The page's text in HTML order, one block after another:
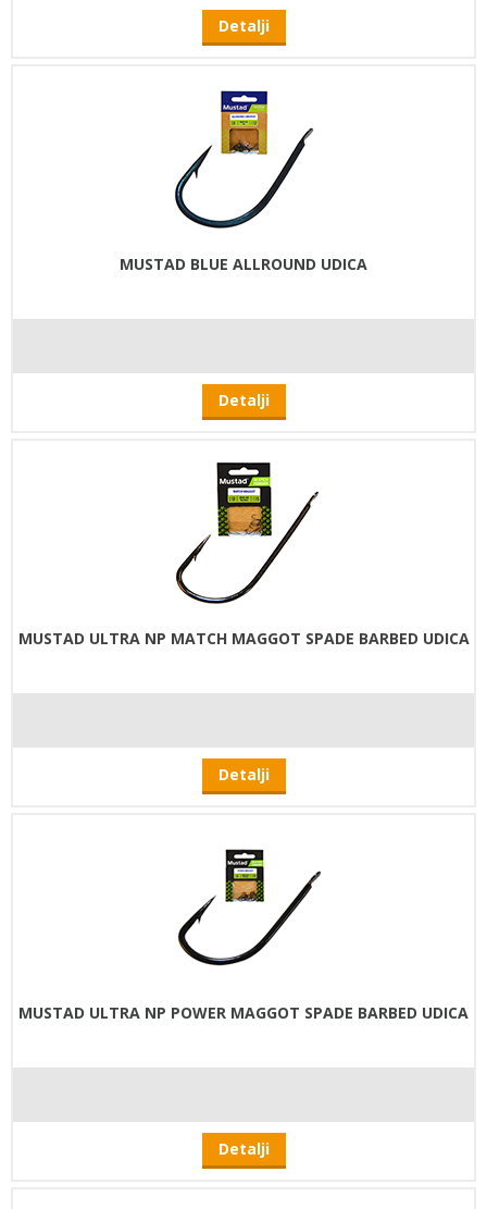
Detalji
MUSTAD BLUE ALLROUND UDICA
Detalji
MUSTAD ULTRA NP MATCH MAGGOT SPADE BARBED UDICA
Detalji
MUSTAD ULTRA NP POWER MAGGOT SPADE BARBED UDICA
Detalji